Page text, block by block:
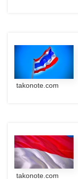
takonote.com
takonote.com